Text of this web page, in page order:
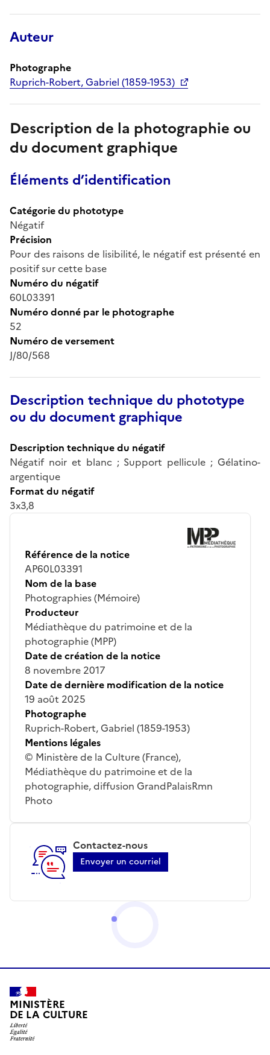
Auteur
Photographe
Ruprich-Robert, Gabriel (1859-1953)
Description de la photographie ou
du document graphique
Éléments d’identification
Catégorie du phototype
Négatif
Précision
Pour des raisons de lisibilité, le négatif est présenté en
positif sur cette base
Numéro du négatif
60L03391
Numéro donné par le photographe
52
Numéro de versement
J/80/568
Description technique du phototype
ou du document graphique
Description technique du négatif
Négatif noir et blanc ; Support pellicule ; Gélatino-
argentique
Format du négatif
3x3,8
Référence de la notice
AP60L03391
Nom de la base
Photographies (Mémoire)
Producteur
Médiathèque du patrimoine et de la
photographie (MPP)
Date de création de la notice
8 novembre 2017
Date de dernière modification de la notice
19 août 2025
Photographe
Ruprich-Robert, Gabriel (1859-1953)
Mentions légales
© Ministère de la Culture (France),
Médiathèque du patrimoine et de la
photographie, diffusion GrandPalaisRmn
Photo
Contactez-nous
Envoyer un courriel
MINISTÈRE
DE LA CULTURE